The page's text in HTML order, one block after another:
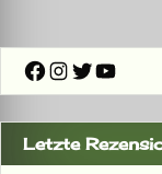
Facebook
Instagram
Twitter
Letzte